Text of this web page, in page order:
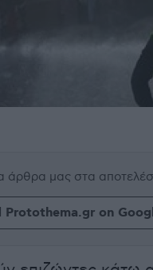
άρθρα μας στα
Protothema.gr on